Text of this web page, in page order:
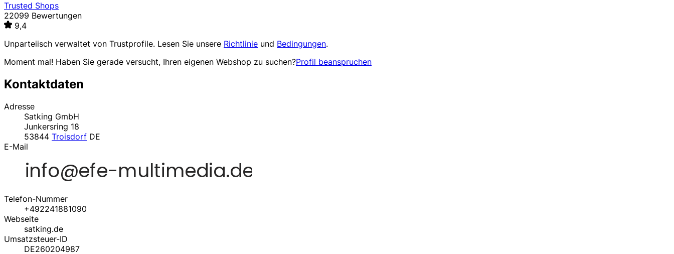
Trusted Shops
22099 Bewertungen
9,4
Unparteiisch verwaltet von Trustprofile. Lesen Sie unsere Richtlinie und Bedingungen.
Moment mal! Haben Sie gerade versucht, Ihren eigenen Webshop zu suchen?Profil beanspruchen
Kontaktdaten
Adresse
Satking GmbH
Junkersring 18
53844 Troisdorf DE
E-Mail
Telefon-Nummer
+492241881090
Webseite
satking.de
Umsatzsteuer-ID
DE260204987